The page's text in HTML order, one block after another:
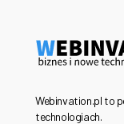
Webinvation.pl to
technologiach.